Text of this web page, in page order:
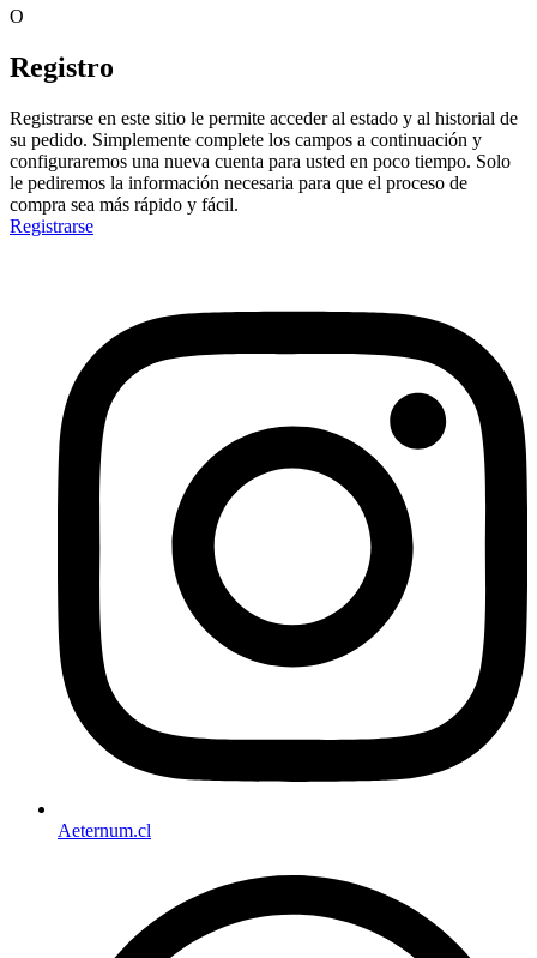
O
Registro
Registrarse en este sitio le permite acceder al estado y al historial de
su pedido. Simplemente complete los campos a continuación y
configuraremos una nueva cuenta para usted en poco tiempo. Solo
le pediremos la información necesaria para que el proceso de
compra sea más rápido y fácil.
Registrarse
Aeternum.cl